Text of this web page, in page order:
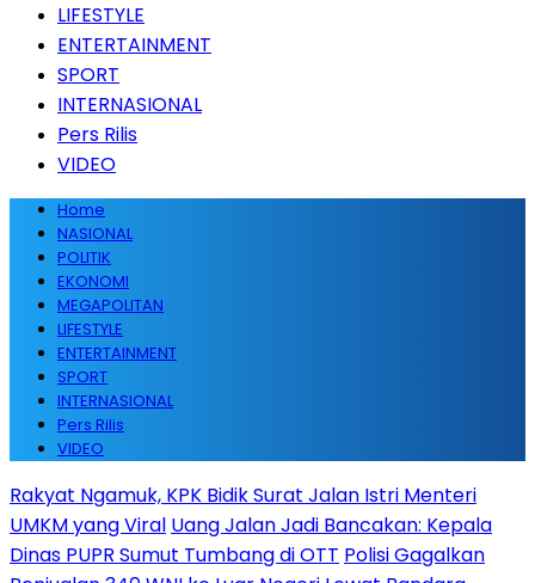
LIFESTYLE
ENTERTAINMENT
SPORT
INTERNASIONAL
Pers Rilis
VIDEO
Home
NASIONAL
POLITIK
EKONOMI
MEGAPOLITAN
LIFESTYLE
ENTERTAINMENT
SPORT
INTERNASIONAL
Pers Rilis
VIDEO
Rakyat Ngamuk, KPK Bidik Surat Jalan Istri Menteri
UMKM yang Viral Uang Jalan Jadi Bancakan: Kepala
Dinas PUPR Sumut Tumbang di OTT Polisi Gagalkan